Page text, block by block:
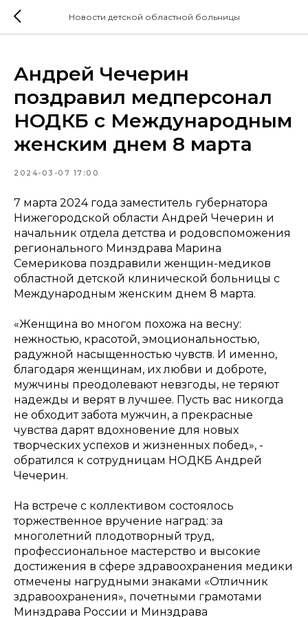
Новости детской областной больницы
Андрей Чечерин
поздравил медперсонал
НОДКБ с Международным
женским днем 8 марта
2024-03-07 17:00
7 марта 2024 года заместитель губернатора
Нижегородской области Андрей Чечерин и
начальник отдела детства и родовспоможения
регионального Минздрава Марина
Семерикова поздравили женщин-медиков
областной детской клинической больницы с
Международным женским днем 8 марта.
«Женщина во многом похожа на весну:
нежностью, красотой, эмоциональностью,
радужной насыщенностью чувств. И именно,
благодаря женщинам, их любви и доброте,
мужчины преодолевают невзгоды, не теряют
надежды и верят в лучшее. Пусть вас никогда
не обходит забота мужчин, а прекрасные
чувства дарят вдохновение для новых
творческих успехов и жизненных побед», -
обратился к сотрудницам НОДКБ Андрей
Чечерин.
На встрече с коллективом состоялось
торжественное вручение наград: за
многолетний плодотворный труд,
профессиональное мастерство и высокие
достижения в сфере здравоохранения медики
отмечены нагрудными знаками «Отличник
здравоохранения», почетными грамотами
Минздрава России и Минздрава